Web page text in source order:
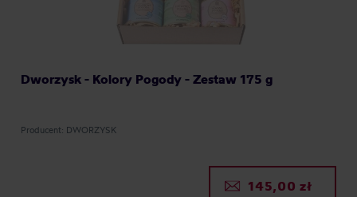
Dworzysk - Kolory Pogody - Zestaw 175 g
Producent: DWORZYSK
145,00 zł